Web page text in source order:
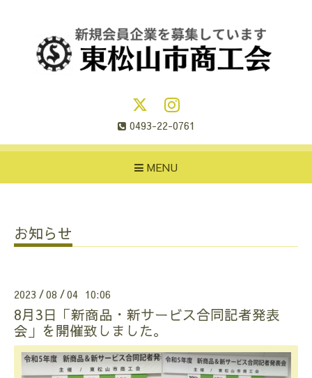
0493-22-0761
MENU
お知らせ
2023 /08 /04 10:06
8月3日「新商品・新サービス合同記者発表
会」を開催致しました。